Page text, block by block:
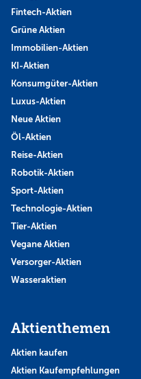
Fintech-Aktien
Grüne Aktien
Immobilien-Aktien
KI-Aktien
Konsumgüter-Aktien
Luxus-Aktien
Neue Aktien
Öl-Aktien
Reise-Aktien
Robotik-Aktien
Sport-Aktien
Technologie-Aktien
Tier-Aktien
Vegane Aktien
Versorger-Aktien
Wasseraktien
Aktienthemen
Aktien kaufen
Aktien Kaufempfehlungen